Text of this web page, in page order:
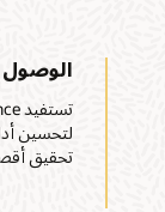
الوصول
لتحسين
تحقيق